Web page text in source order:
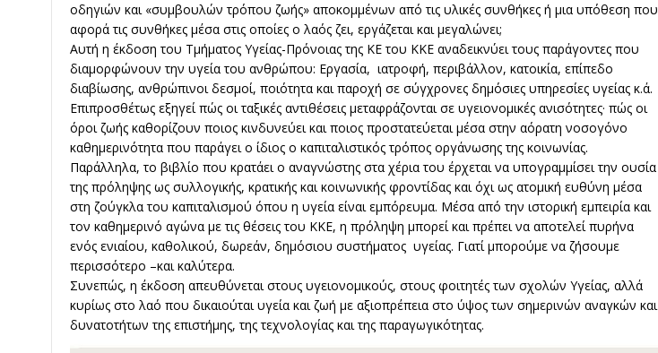
οδηγιών και «συμβουλών τρόπου ζωής» αποκομμένων από τις υλικές συνθήκες ή μια υπόθεση που
αφορά τις συνθήκες μέσα στις οποίες ο λαός ζει, εργάζεται και μεγαλώνει;
Αυτή η έκδοση του Τμήματος Υγείας-Πρόνοιας της ΚΕ του ΚΚΕ αναδεικνύει τους παράγοντες που
διαμορφώνουν την υγεία του ανθρώπου: Εργασία, ιατροφή, περιβάλλον, κατοικία, επίπεδο
διαβίωσης, ανθρώπινοι δεσμοί, ποιότητα και παροχή σε σύγχρονες δημόσιες υπηρεσίες υγείας κ.ά.
Επιπροσθέτως εξηγεί πώς οι ταξικές αντιθέσεις μεταφράζονται σε υγειονομικές ανισότητες· πώς οι
όροι ζωής καθορίζουν ποιος κινδυνεύει και ποιος προστατεύεται μέσα στην αόρατη νοσογόνο
καθημερινότητα που παράγει ο ίδιος ο καπιταλιστικός τρόπος οργάνωσης της κοινωνίας.
Παράλληλα, το βιβλίο που κρατάει ο αναγνώστης στα χέρια του έρχεται να υπογραμμίσει την ουσία
της πρόληψης ως συλλογικής, κρατικής και κοινωνικής φροντίδας και όχι ως ατομική ευθύνη μέσα
στη ζούγκλα του καπιταλισμού όπου η υγεία είναι εμπόρευμα. Μέσα από την ιστορική εμπειρία και
τον καθημερινό αγώνα με τις θέσεις του ΚΚΕ, η πρόληψη μπορεί και πρέπει να αποτελεί πυρήνα
ενός ενιαίου, καθολικού, δωρεάν, δημόσιου συστήματος υγείας. Γιατί μπορούμε να ζήσουμε
περισσότερο –και καλύτερα.
Συνεπώς, η έκδοση απευθύνεται στους υγειονομικούς, στους φοιτητές των σχολών Υγείας, αλλά
κυρίως στο λαό που δικαιούται υγεία και ζωή με αξιοπρέπεια στο ύψος των σημερινών αναγκών και
δυνατοτήτων της επιστήμης, της τεχνολογίας και της παραγωγικότητας.